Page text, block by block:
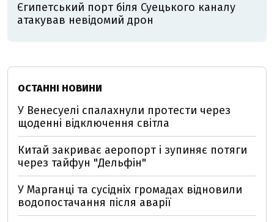
Єгипетський порт біля Суецького каналу
атакував невідомий дрон
ОСТАННІ НОВИНИ
У Венесуелі спалахнули протести через
щоденні відключення світла
Китай закриває аеропорт і зупиняє потяги
через тайфун "Дельфін"
У Марганці та сусідніх громадах відновили
водопостачання після аварії